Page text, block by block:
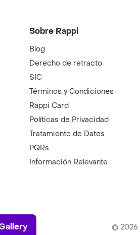
Sobre Rappi
Blog
Derecho de retracto
SIC
Términos y Condiciones
Rappi Card
Políticas de Privacidad
Tratamiento de Datos
PQRs
Información Relevante
AppGallery
© 2026